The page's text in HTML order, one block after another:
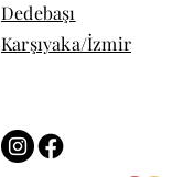
Dedebaşı
Karşıyaka/İzmir